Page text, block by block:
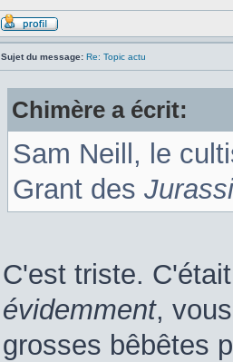
Sujet du message: Re: Topic actu
Chimère a écrit:
Sam Neill, le
Grant des
C'est triste.
évidemment,
grosses bêbêtes